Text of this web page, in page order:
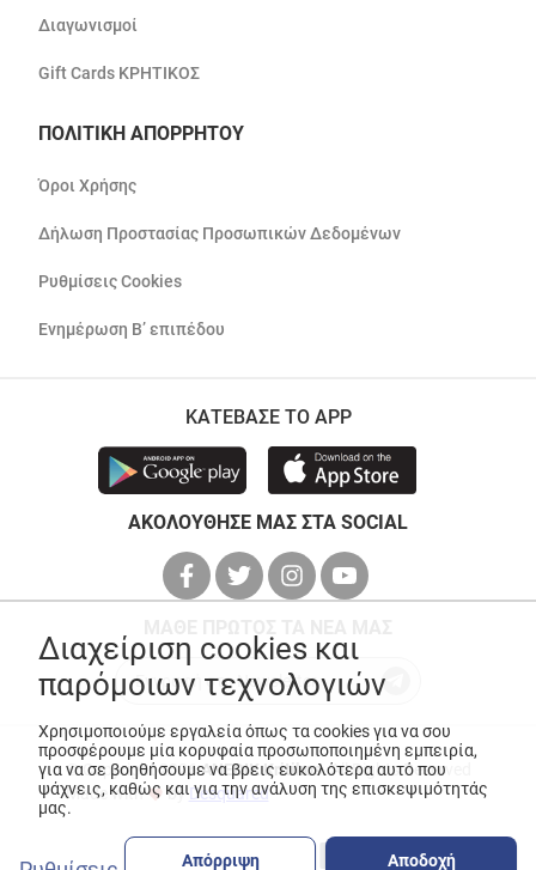
Διαγωνισμοί
Gift Cards ΚΡΗΤΙΚΟΣ
ΠΟΛΙΤΙΚΗ ΑΠΟΡΡΗΤΟΥ
Όροι Χρήσης
Δήλωση Προστασίας Προσωπικών Δεδομένων
Ρυθμίσεις Cookies
Ενημέρωση Β’ επιπέδου
ΚΑΤΕΒΑΣΕ ΤΟ APP
ΑΚΟΛΟΥΘΗΣΕ ΜΑΣ ΣΤΑ SOCIAL
© Copyright 2026ANEDIK Kritikos. All Rights Reserved
Made with
byDesquared
Διαχείριση cookies και
παρόμοιων τεχνολογιών
Χρησιμοποιούμε εργαλεία όπως τα cookies για να σου
προσφέρουμε μία κορυφαία προσωποποιημένη εμπειρία,
για να σε βοηθήσουμε να βρεις ευκολότερα αυτό που
ψάχνεις, καθώς και για την ανάλυση της επισκεψιμότητάς
μας.
Απόρριψη Αποδοχή